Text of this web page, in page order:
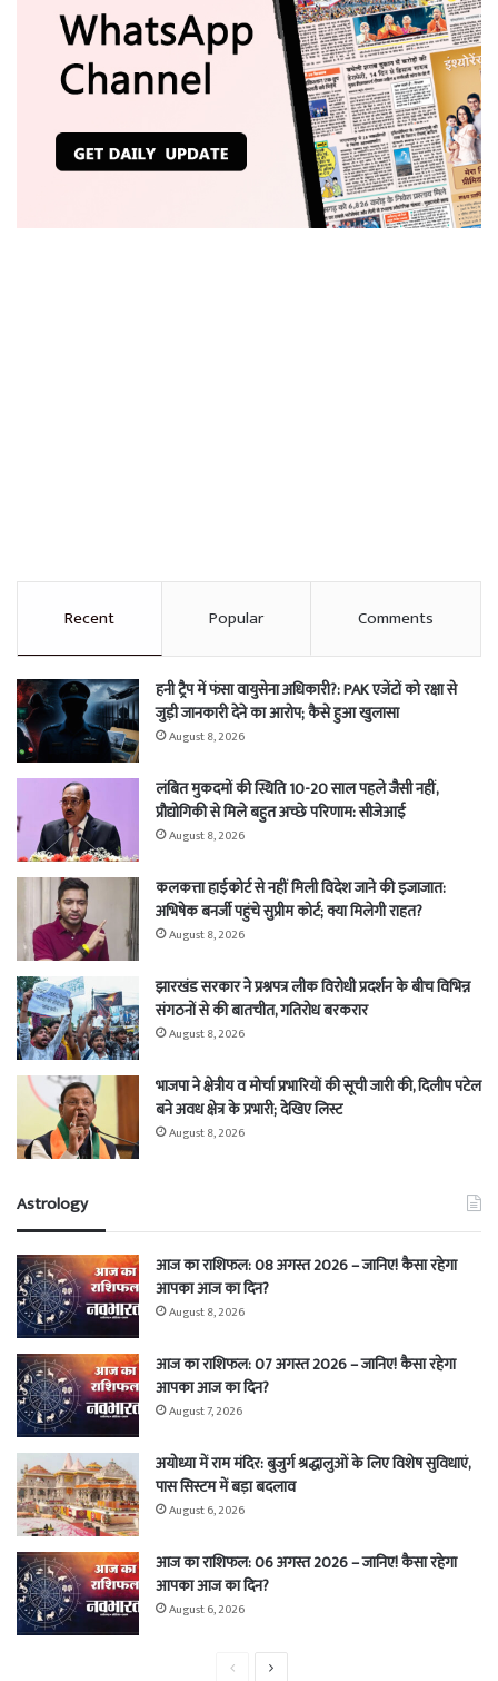
Recent Popular Comments
हनी ट्रैप में फंसा वायुसेना अधिकारी?: PAK एजेंटों को रक्षा से
जुड़ी जानकारी देने का आरोप; कैसे हुआ खुलासा
August 8, 2026
लंबित मुकदमों की स्थिति 10-20 साल पहले जैसी नहीं,
प्रौद्योगिकी से मिले बहुत अच्छे परिणाम: सीजेआई
August 8, 2026
कलकत्ता हाईकोर्ट से नहीं मिली विदेश जाने की इजाजात:
अभिषेक बनर्जी पहुंचे सुप्रीम कोर्ट; क्या मिलेगी राहत?
August 8, 2026
झारखंड सरकार ने प्रश्नपत्र लीक विरोधी प्रदर्शन के बीच विभिन्न
संगठनों से की बातचीत, गतिरोध बरकरार
August 8, 2026
भाजपा ने क्षेत्रीय व मोर्चा प्रभारियों की सूची जारी की, दिलीप पटेल
बने अवध क्षेत्र के प्रभारी; देखिए लिस्ट
August 8, 2026
Astrology
आज का राशिफल: 08 अगस्त 2026 – जानिए! कैसा रहेगा
आपका आज का दिन?
August 8, 2026
आज का राशिफल: 07 अगस्त 2026 – जानिए! कैसा रहेगा
आपका आज का दिन?
August 7, 2026
अयोध्या में राम मंदिर: बुजुर्ग श्रद्धालुओं के लिए विशेष सुविधाएं,
पास सिस्टम में बड़ा बदलाव
August 6, 2026
आज का राशिफल: 06 अगस्त 2026 – जानिए! कैसा रहेगा
आपका आज का दिन?
August 6, 2026
PreviousNext